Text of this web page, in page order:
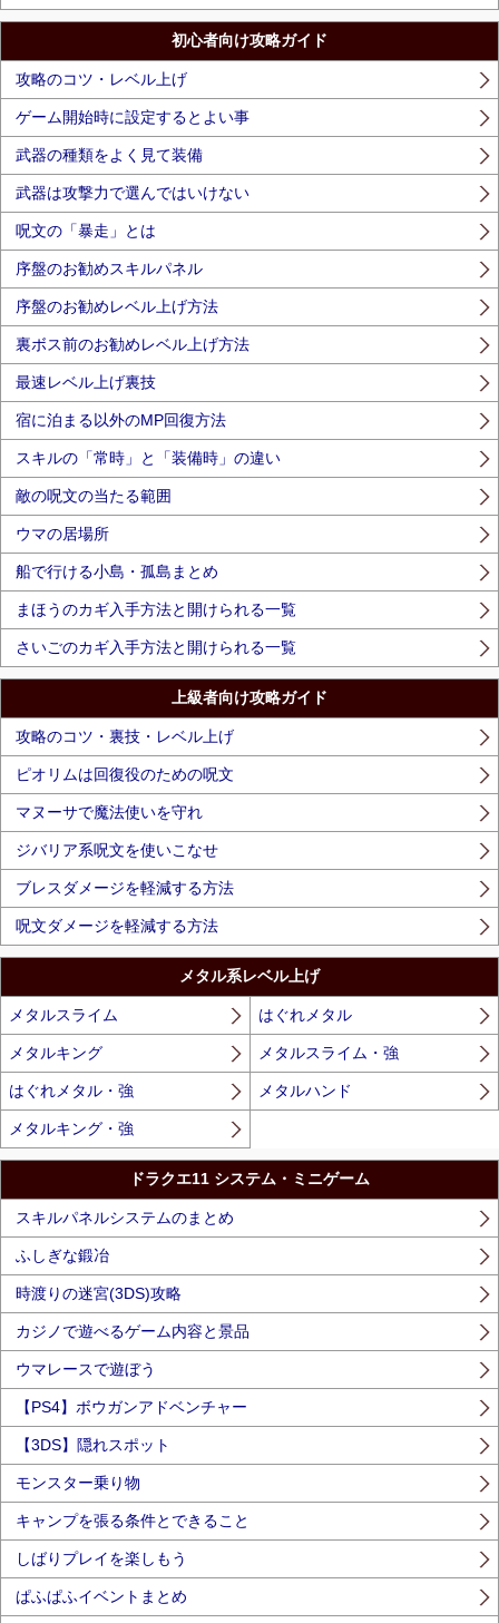
初心者向け攻略ガイド
攻略のコツ・レベル上げ
ゲーム開始時に設定するとよい事
武器の種類をよく見て装備
武器は攻撃力で選んではいけない
呪文の「暴走」とは
序盤のお勧めスキルパネル
序盤のお勧めレベル上げ方法
裏ボス前のお勧めレベル上げ方法
最速レベル上げ裏技
宿に泊まる以外のMP回復方法
スキルの「常時」と「装備時」の違い
敵の呪文の当たる範囲
ウマの居場所
船で行ける小島・孤島まとめ
まほうのカギ入手方法と開けられる一覧
さいごのカギ入手方法と開けられる一覧
上級者向け攻略ガイド
攻略のコツ・裏技・レベル上げ
ピオリムは回復役のための呪文
マヌーサで魔法使いを守れ
ジバリア系呪文を使いこなせ
ブレスダメージを軽減する方法
呪文ダメージを軽減する方法
メタル系レベル上げ
メタルスライム はぐれメタル
メタルキング メタルスライム・強
はぐれメタル・強 メタルハンド
メタルキング・強
ドラクエ11 システム・ミニゲーム
スキルパネルシステムのまとめ
ふしぎな鍛冶
時渡りの迷宮(3DS)攻略
カジノで遊べるゲーム内容と景品
ウマレースで遊ぼう
【PS4】ボウガンアドベンチャー
【3DS】隠れスポット
モンスター乗り物
キャンプを張る条件とできること
しばりプレイを楽しもう
ぱふぱふイベントまとめ